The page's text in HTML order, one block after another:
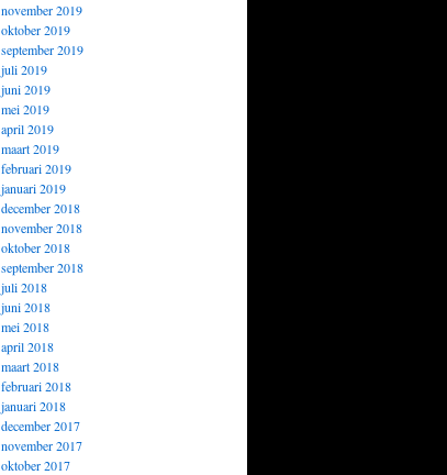
november 2019
oktober 2019
september 2019
juli 2019
juni 2019
mei 2019
april 2019
maart 2019
februari 2019
januari 2019
december 2018
november 2018
oktober 2018
september 2018
juli 2018
juni 2018
mei 2018
april 2018
maart 2018
februari 2018
januari 2018
december 2017
november 2017
oktober 2017